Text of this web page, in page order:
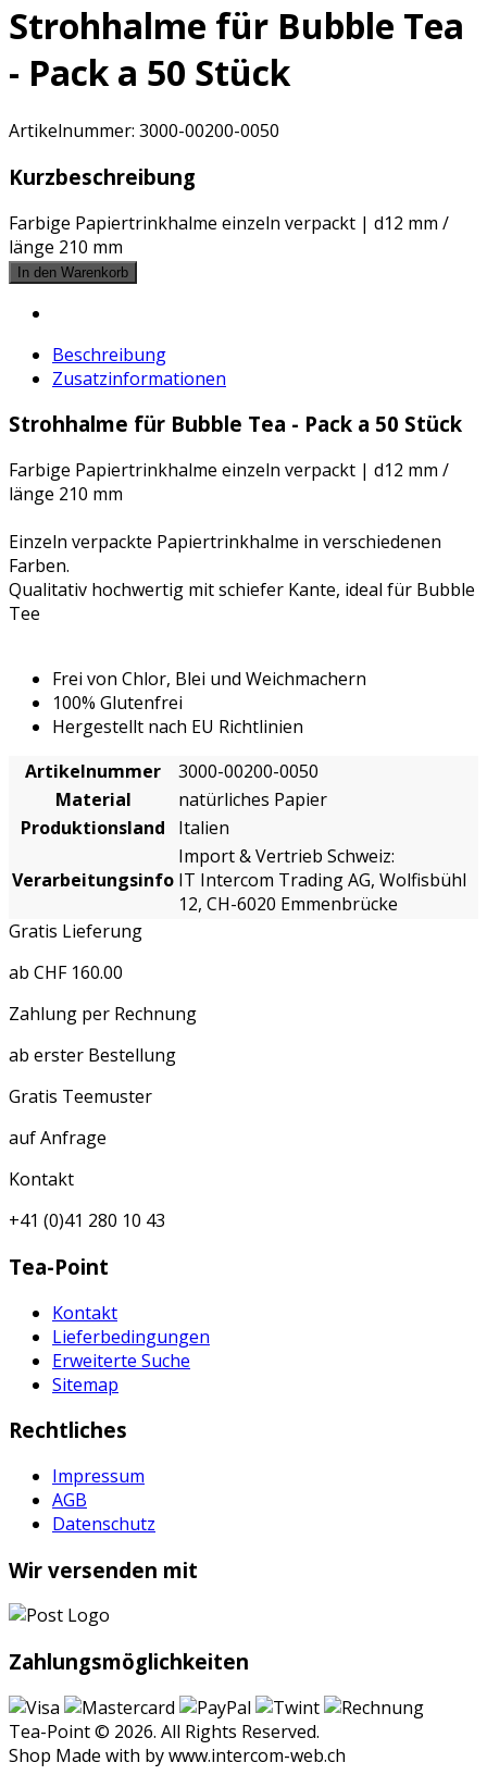
Strohhalme für Bubble Tea
- Pack a 50 Stück
Artikelnummer: 3000-00200-0050
Kurzbeschreibung
Farbige Papiertrinkhalme einzeln verpackt | d12 mm /
länge 210 mm
Beschreibung
Zusatzinformationen
Strohhalme für Bubble Tea - Pack a 50 Stück
Farbige Papiertrinkhalme einzeln verpackt | d12 mm /
länge 210 mm
Einzeln verpackte Papiertrinkhalme in verschiedenen
Farben.
Qualitativ hochwertig mit schiefer Kante, ideal für Bubble
Tee
Frei von Chlor, Blei und Weichmachern
100% Glutenfrei
Hergestellt nach EU Richtlinien
Artikelnummer
3000-00200-0050
Material
natürliches Papier
Produktionsland
Italien
Verarbeitungsinfo
Import & Vertrieb Schweiz:
IT Intercom Trading AG, Wolfisbühl
12, CH-6020 Emmenbrücke
Gratis Lieferung
ab CHF 160.00
Zahlung per Rechnung
ab erster Bestellung
Gratis Teemuster
auf Anfrage
Kontakt
+41 (0)41 280 10 43
Tea-Point
Kontakt
Lieferbedingungen
Erweiterte Suche
Sitemap
Rechtliches
Impressum
AGB
Datenschutz
Wir versenden mit
Zahlungsmöglichkeiten
Tea-Point © 2026. All Rights Reserved.
Shop Made with by www.intercom-web.ch